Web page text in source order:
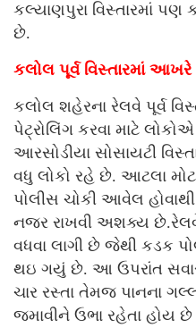
કલ્યાણપુરા વિસ્તારમાં
છે.
કલોલ પૂર્વ વિસ્તારમાં
કલોલ શહેરના રેલવે પૂર્વ
પેટ્રોલિંગ કરવા માટે
આરસોડીયા સોસાયટી
વધુ લોકો રહે છે. આટલા
પોલીસ ચોકી આવેલ
નજર રાખવી અશક્ય છે.રેલવે
વધવા લાગી છે જેથી કડક
થઇ ગયું છે. આ ઉપરાંત
ચાર રસ્તા તેમજ પાનના
જમાવીને ઉભા રહેતા હોય